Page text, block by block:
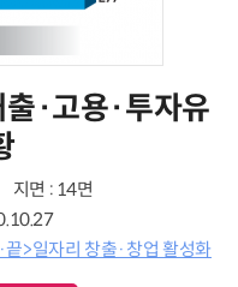
·고용·투자유
지면 : 14면
끝>일자리 창출·창업 활성화